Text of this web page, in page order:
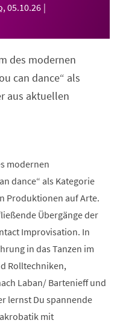
, 05.10.26
des modernen
can dance“ als
aus aktuellen
modernen
dance“ als Kategorie
Produktionen auf Arte.
Übergänge der
Improvisation. In
in das Tanzen im
Rolltechniken,
Laban/ Bartenieff und
lernst Du spannende
mit